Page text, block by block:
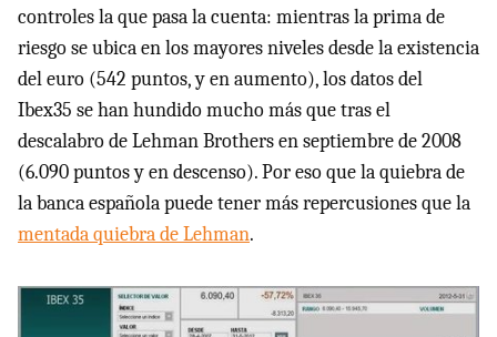
controles la que pasa la cuenta: mientras la prima de
riesgo se ubica en los mayores niveles desde la existencia
del euro (542 puntos, y en aumento), los datos del
Ibex35 se han hundido mucho más que tras el
descalabro de Lehman Brothers en septiembre de 2008
(6.090 puntos y en descenso). Por eso que la quiebra de
la banca española puede tener más repercusiones que la
mentada quiebra de Lehman.